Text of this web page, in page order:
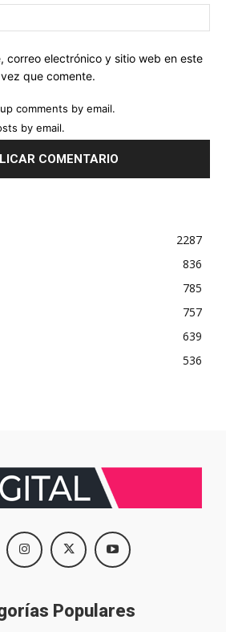
correo electrónico y sitio web en este
que comente.
comments by email.
by email.
2287
836
785
757
639
536
Populares